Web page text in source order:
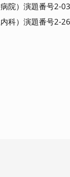
院）演題番号2-03
科）演題番号2-26